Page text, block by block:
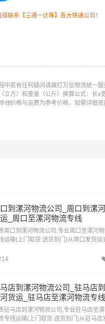
淇滨区,浚县,淇县
用总报价？
费用+专线运输费用+漯河送货
：单价货物乘以重量或者
费、取货费、上门提货费）？
货物运送到专线运输商进行
积、包装、收货信息等物流
联系【三通一达等】各大快递公司！
中若有任何疑问请拨打万信物流统一
立方）和重量（公斤）换算公式：长x
线价格与运费为参考价格，如需详细
到漯河物流公司_周口到漯河
_周口至漯河物流专线
周口到漯河物流公司,专业周口至漯河
运输(上门取货 送货到门)从周口发货运
线物流
店到漯河物流公司_驻马店到
货运_驻马店至漯河物流专线
驻马店到漯河物流公司,专业驻马店至
专线运输(上门取货 送货到门)从驻马店